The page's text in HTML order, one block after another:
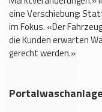
eine Verschiebung:
im Fokus. «Der
die Kunden erwarten
gerecht werden.»